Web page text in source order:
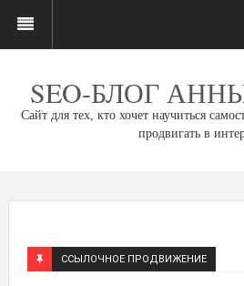
SEO-БЛОГ
Сайт для тех, кто хочет научиться
продвигать в
ССЫЛОЧНОЕ ПРОДВИЖЕНИЕ